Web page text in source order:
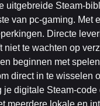
uitgebreide Steam-
van pc-gaming.
Directe
te wachten op
beginnen met
direct in te
digitale Steam-
meerdere lokale en